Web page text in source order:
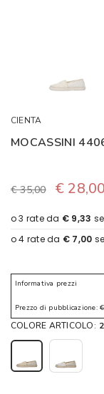
CIENTA
MOCASSINI
€ 35,00 € 28,00
Informativa prezzi
Prezzo di pubblicazione:
COLORE ARTICOLO: